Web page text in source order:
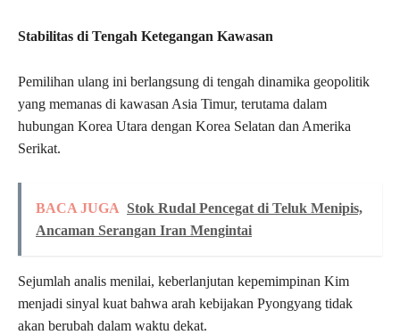
Stabilitas di Tengah Ketegangan Kawasan
Pemilihan ulang ini berlangsung di tengah dinamika geopolitik
yang memanas di kawasan Asia Timur, terutama dalam
hubungan Korea Utara dengan Korea Selatan dan Amerika
Serikat.
BACA JUGA Stok Rudal Pencegat di Teluk Menipis,
Ancaman Serangan Iran Mengintai
Sejumlah analis menilai, keberlanjutan kepemimpinan Kim
menjadi sinyal kuat bahwa arah kebijakan Pyongyang tidak
akan berubah dalam waktu dekat.